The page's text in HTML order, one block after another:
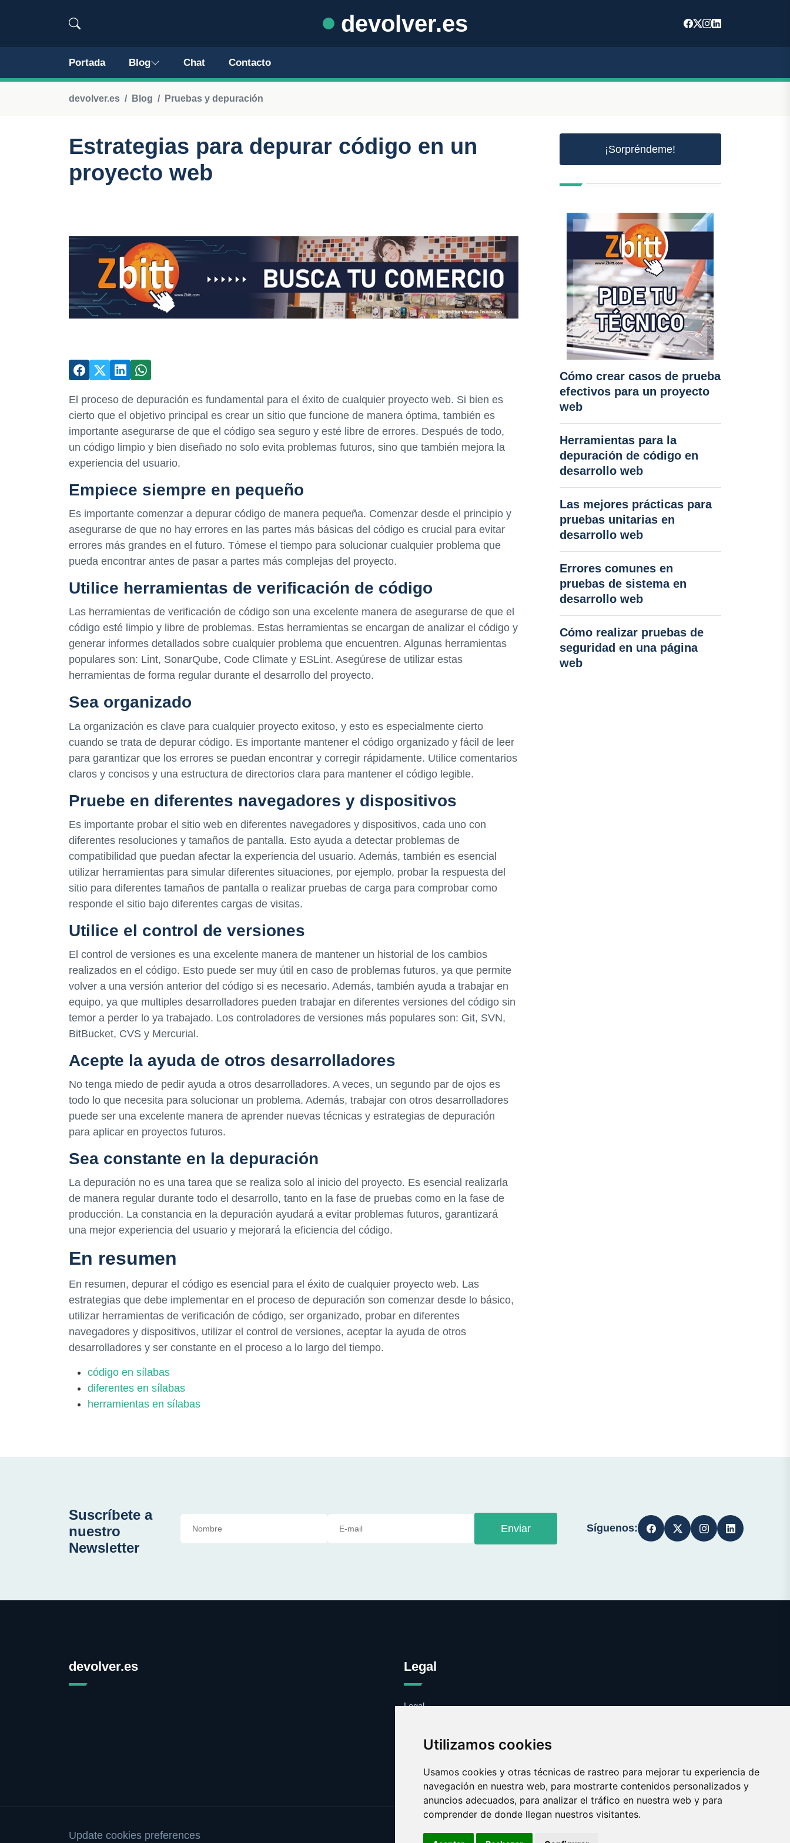
Utilizamos cookies
Usamos cookies y otras técnicas de rastreo para mejorar tu experiencia de
navegación en nuestra web, para mostrarte contenidos personalizados y
anuncios adecuados, para analizar el tráfico en nuestra web y para
comprender de donde llegan nuestros visitantes.
devolver.es
Portada Blog Chat Contacto
devolver.es Blog Pruebas y depuración
Estrategias para depurar código en un
proyecto web
El proceso de depuración es fundamental para el éxito de cualquier proyecto web. Si bien es
cierto que el objetivo principal es crear un sitio que funcione de manera óptima, también es
importante asegurarse de que el código sea seguro y esté libre de errores. Después de todo,
un código limpio y bien diseñado no solo evita problemas futuros, sino que también mejora la
experiencia del usuario.
Empiece siempre en pequeño
Es importante comenzar a depurar código de manera pequeña. Comenzar desde el principio y
asegurarse de que no hay errores en las partes más básicas del código es crucial para evitar
errores más grandes en el futuro. Tómese el tiempo para solucionar cualquier problema que
pueda encontrar antes de pasar a partes más complejas del proyecto.
Utilice herramientas de verificación de código
Las herramientas de verificación de código son una excelente manera de asegurarse de que el
código esté limpio y libre de problemas. Estas herramientas se encargan de analizar el código y
generar informes detallados sobre cualquier problema que encuentren. Algunas herramientas
populares son: Lint, SonarQube, Code Climate y ESLint. Asegúrese de utilizar estas
herramientas de forma regular durante el desarrollo del proyecto.
Sea organizado
La organización es clave para cualquier proyecto exitoso, y esto es especialmente cierto
cuando se trata de depurar código. Es importante mantener el código organizado y fácil de leer
para garantizar que los errores se puedan encontrar y corregir rápidamente. Utilice comentarios
claros y concisos y una estructura de directorios clara para mantener el código legible.
Pruebe en diferentes navegadores y dispositivos
Es importante probar el sitio web en diferentes navegadores y dispositivos, cada uno con
diferentes resoluciones y tamaños de pantalla. Esto ayuda a detectar problemas de
compatibilidad que puedan afectar la experiencia del usuario. Además, también es esencial
utilizar herramientas para simular diferentes situaciones, por ejemplo, probar la respuesta del
sitio para diferentes tamaños de pantalla o realizar pruebas de carga para comprobar como
responde el sitio bajo diferentes cargas de visitas.
Utilice el control de versiones
El control de versiones es una excelente manera de mantener un historial de los cambios
realizados en el código. Esto puede ser muy útil en caso de problemas futuros, ya que permite
volver a una versión anterior del código si es necesario. Además, también ayuda a trabajar en
equipo, ya que multiples desarrolladores pueden trabajar en diferentes versiones del código sin
temor a perder lo ya trabajado. Los controladores de versiones más populares son: Git, SVN,
BitBucket, CVS y Mercurial.
Acepte la ayuda de otros desarrolladores
No tenga miedo de pedir ayuda a otros desarrolladores. A veces, un segundo par de ojos es
todo lo que necesita para solucionar un problema. Además, trabajar con otros desarrolladores
puede ser una excelente manera de aprender nuevas técnicas y estrategias de depuración
para aplicar en proyectos futuros.
Sea constante en la depuración
La depuración no es una tarea que se realiza solo al inicio del proyecto. Es esencial realizarla
de manera regular durante todo el desarrollo, tanto en la fase de pruebas como en la fase de
producción. La constancia en la depuración ayudará a evitar problemas futuros, garantizará
una mejor experiencia del usuario y mejorará la eficiencia del código.
En resumen
En resumen, depurar el código es esencial para el éxito de cualquier proyecto web. Las
estrategias que debe implementar en el proceso de depuración son comenzar desde lo básico,
utilizar herramientas de verificación de código, ser organizado, probar en diferentes
navegadores y dispositivos, utilizar el control de versiones, aceptar la ayuda de otros
desarrolladores y ser constante en el proceso a lo largo del tiempo.
código en sílabas
diferentes en sílabas
herramientas en sílabas
¡Sorpréndeme!
Cómo crear casos de prueba
efectivos para un proyecto
web
Herramientas para la
depuración de código en
desarrollo web
Las mejores prácticas para
pruebas unitarias en
desarrollo web
Errores comunes en
pruebas de sistema en
desarrollo web
Cómo realizar pruebas de
seguridad en una página
web
Suscríbete a
nuestro
Newsletter
Enviar Síguenos:
devolver.es Legal
Legal
Contacto
Update cookies preferences